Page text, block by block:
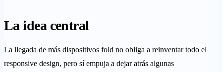
La idea central
La llegada de más dispositivos fold no obliga a reinventar todo el
responsive design, pero sí empuja a dejar atrás algunas